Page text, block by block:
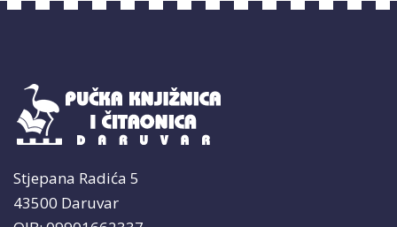
Stjepana Radića 5
43500 Daruvar